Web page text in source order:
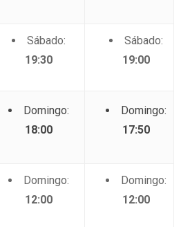
Sábado:
19:30
Sábado:
19:00
Domingo:
18:00
Domingo:
17:50
Domingo:
12:00
Domingo:
12:00